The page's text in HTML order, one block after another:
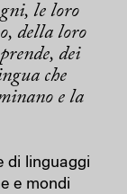
le loro
della loro
dei
che
e la
di linguaggi
e mondi